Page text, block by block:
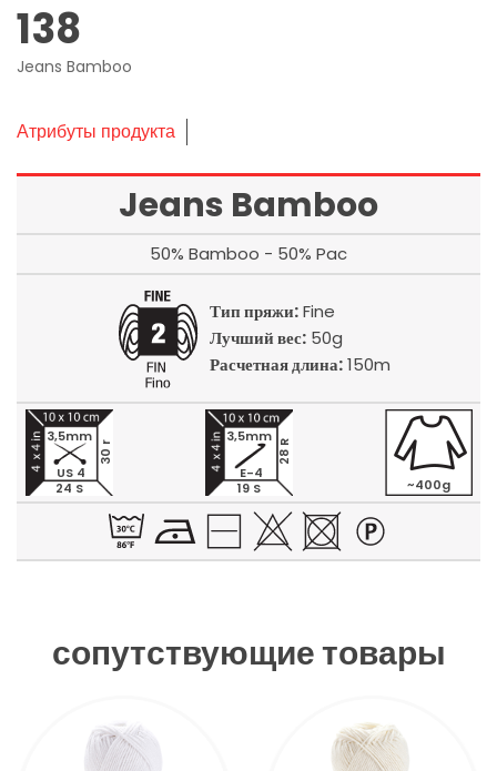
138
Jeans Bamboo
Атрибуты продукта
Jeans Bamboo
50% Bamboo - 50% Pac
Тип пряжи:Fine
Лучший вес:50g
Расчетная длина:150m
24 S
30 r
3,5mm
US 4
19 S
28 R
3,5mm
E-4
~400g
сопутствующие товары